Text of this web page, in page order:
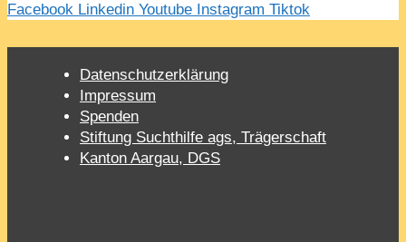
Facebook Linkedin Youtube Instagram Tiktok
Datenschutzerklärung
Impressum
Spenden
Stiftung Suchthilfe ags, Trägerschaft
Kanton Aargau, DGS